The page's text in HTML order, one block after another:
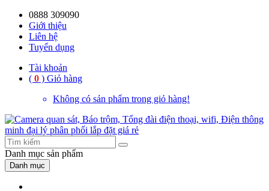
0888 309090
Giới thiệu
Liên hệ
Tuyển dụng
Tài khoản
( 0 ) Giỏ hàng
Không có sản phẩm trong giỏ hàng!
Danh mục sản phẩm
Danh mục